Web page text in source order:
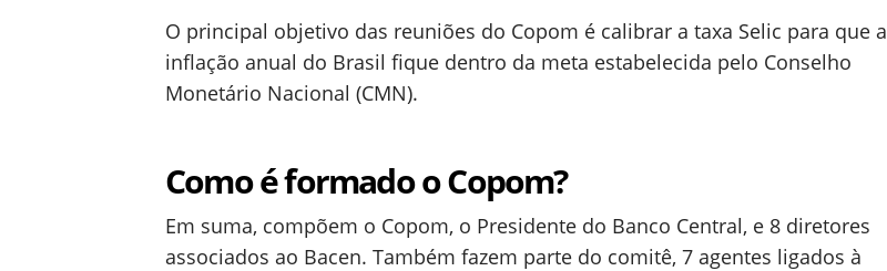
O principal objetivo das reuniões do Copom é calibrar a taxa Selic para que a
inflação anual do Brasil fique dentro da meta estabelecida pelo Conselho
Monetário Nacional (CMN).
Como é formado o Copom?
Em suma, compõem o Copom, o Presidente do Banco Central, e 8 diretores
associados ao Bacen. Também fazem parte do comitê, 7 agentes ligados à